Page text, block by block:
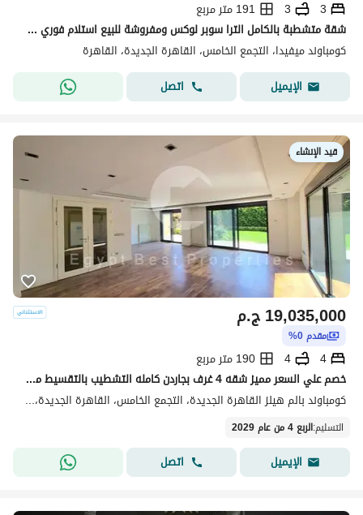
3
3
191 متر مربع
شقة متشطبة بالكامل الترا سوبر لوكس ومفروشة للبيع استلام فوري في كمبوند ميفيدا اعمار التجمع الخامس Mivida Emaar New Cairo
كومباوند ميفيدا، التجمع الخامس، القاهرة الجديدة، القاهرة
الإيميل
اتصل
قيد الإنشاء
ج.م19,035,000
مقدم 0%
4
4
190 متر مربع
خصم علي السعر مميز شقه 4 غرف بجاردن كامله التشطيب بالتقسيط من بالم هيلز في قلب التجمع
كومباوند بالم هيلز القاهرة الجديدة، التجمع الخامس، القاهرة الجديدة، القاهرة
التسليم:الربع 4 من عام 2029
الإيميل اتصل